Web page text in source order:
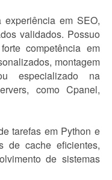
em SEO,
validados. Possuo
competência em
montagem
especializado na
como Cpanel,
tarefas em Python e
de cache eficientes,
de sistemas